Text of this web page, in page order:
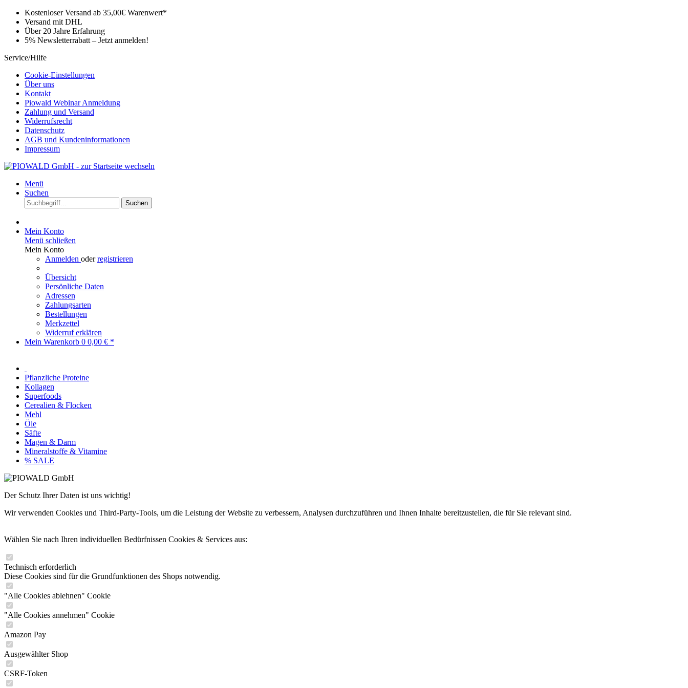
Kostenloser Versand ab 35,00€ Warenwert*
Versand mit DHL
Über 20 Jahre Erfahrung
5% Newsletterrabatt – Jetzt anmelden!
Service/Hilfe
Cookie-Einstellungen
Über uns
Kontakt
Piowald Webinar Anmeldung
Zahlung und Versand
Widerrufsrecht
Datenschutz
AGB und Kundeninformationen
Impressum
Menü
Suchen
Suchen
Mein Konto
Menü schließen
Mein Konto
Anmelden oderregistrieren
Übersicht
Persönliche Daten
Adressen
Zahlungsarten
Bestellungen
Merkzettel
Widerruf erklären
Mein Warenkorb 0 0,00 € *
Pflanzliche Proteine
Kollagen
Superfoods
Cerealien & Flocken
Mehl
Öle
Säfte
Magen & Darm
Mineralstoffe & Vitamine
% SALE
Der Schutz Ihrer Daten ist uns wichtig!
Wir verwenden Cookies und Third-Party-Tools, um die Leistung der Website zu verbessern, Analysen durchzuführen und Ihnen Inhalte bereitzustellen, die für Sie relevant sind.
Wählen Sie nach Ihren individuellen Bedürfnissen Cookies & Services aus:
Technisch erforderlich
Diese Cookies sind für die Grundfunktionen des Shops notwendig.
"Alle Cookies ablehnen" Cookie
"Alle Cookies annehmen" Cookie
Amazon Pay
Ausgewählter Shop
CSRF-Token